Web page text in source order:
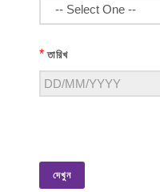
* তারিখ
দেখুন